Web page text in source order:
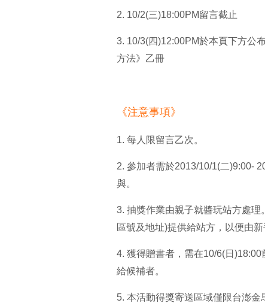
2. 10/2(三)18:00PM留言截止
3. 10/3(四)12:00PM於本頁下方公
方法》乙冊
《注意事項》
1. 每人限留言乙次。
2. 參加者需於2013/10/1(二)9:00-
與。
3. 抽獎作業由親子就醬玩站方處
區號及地址)提供給站方，以便由
4. 獲得贈書者，需在10/6(日
給候補者。
5. 本活動得獎寄送區域僅限台澎金